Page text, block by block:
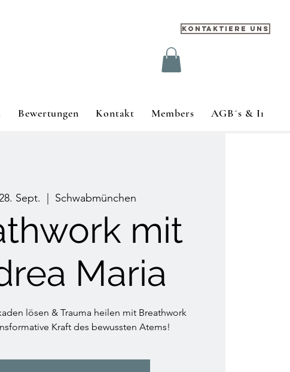
Kontaktiere uns
Bewertungen Kontakt Members AGB´s &
Sept.
  |
Schwabmünchen
mit
Maria
lösen & Trauma heilen mit Breathwork
Kraft des bewussten Atems!